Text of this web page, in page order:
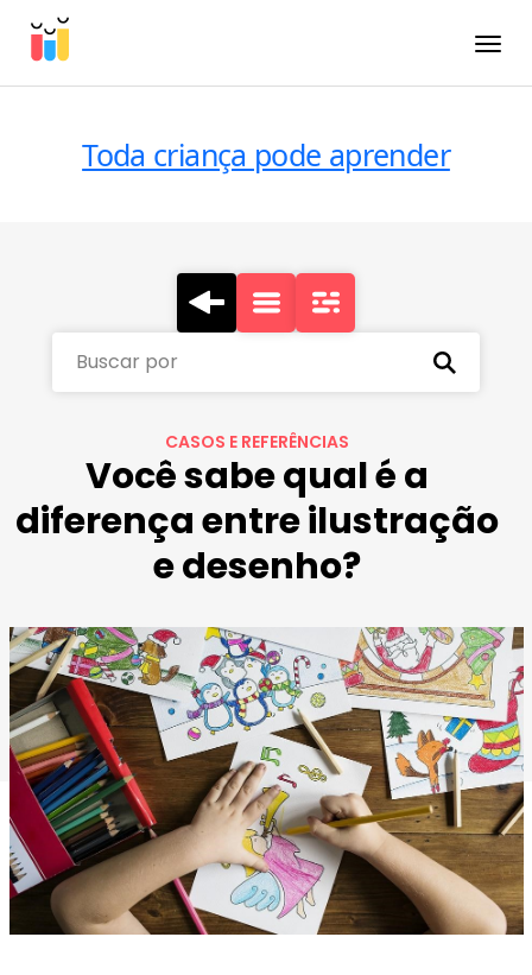
Toda criança pode aprender
Buscar por
CASOS E REFERÊNCIAS
Você sabe qual é a
diferença entre ilustração
e desenho?